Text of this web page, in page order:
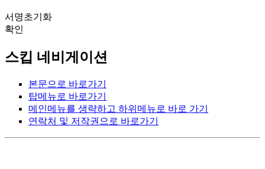
서명초기화
확인
스킵 네비게이션
본문으로 바로가기
탑메뉴로 바로가기
메인메뉴를 생략하고 하위메뉴로 바로 가기
연락처 및 저작권으로 바로가기